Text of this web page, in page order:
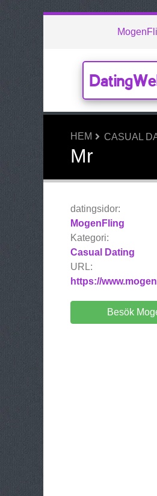
HEM CASUAL
Mr
datingsidor:
MogenFling
Kategori:
Casual Dating
URL:
https://
Besök